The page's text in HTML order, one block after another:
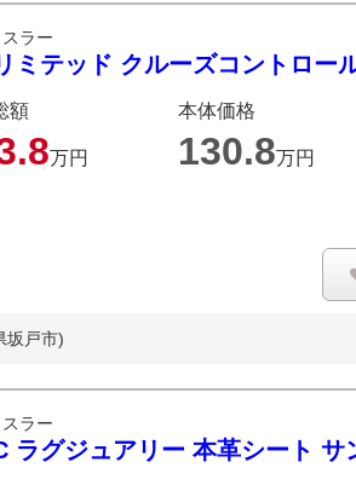
ラー
ミテッド クルーズコントロー
額
8万円
本体価格
130.8万円
坂戸市)
ラー
ラグジュアリー 本革シート サ